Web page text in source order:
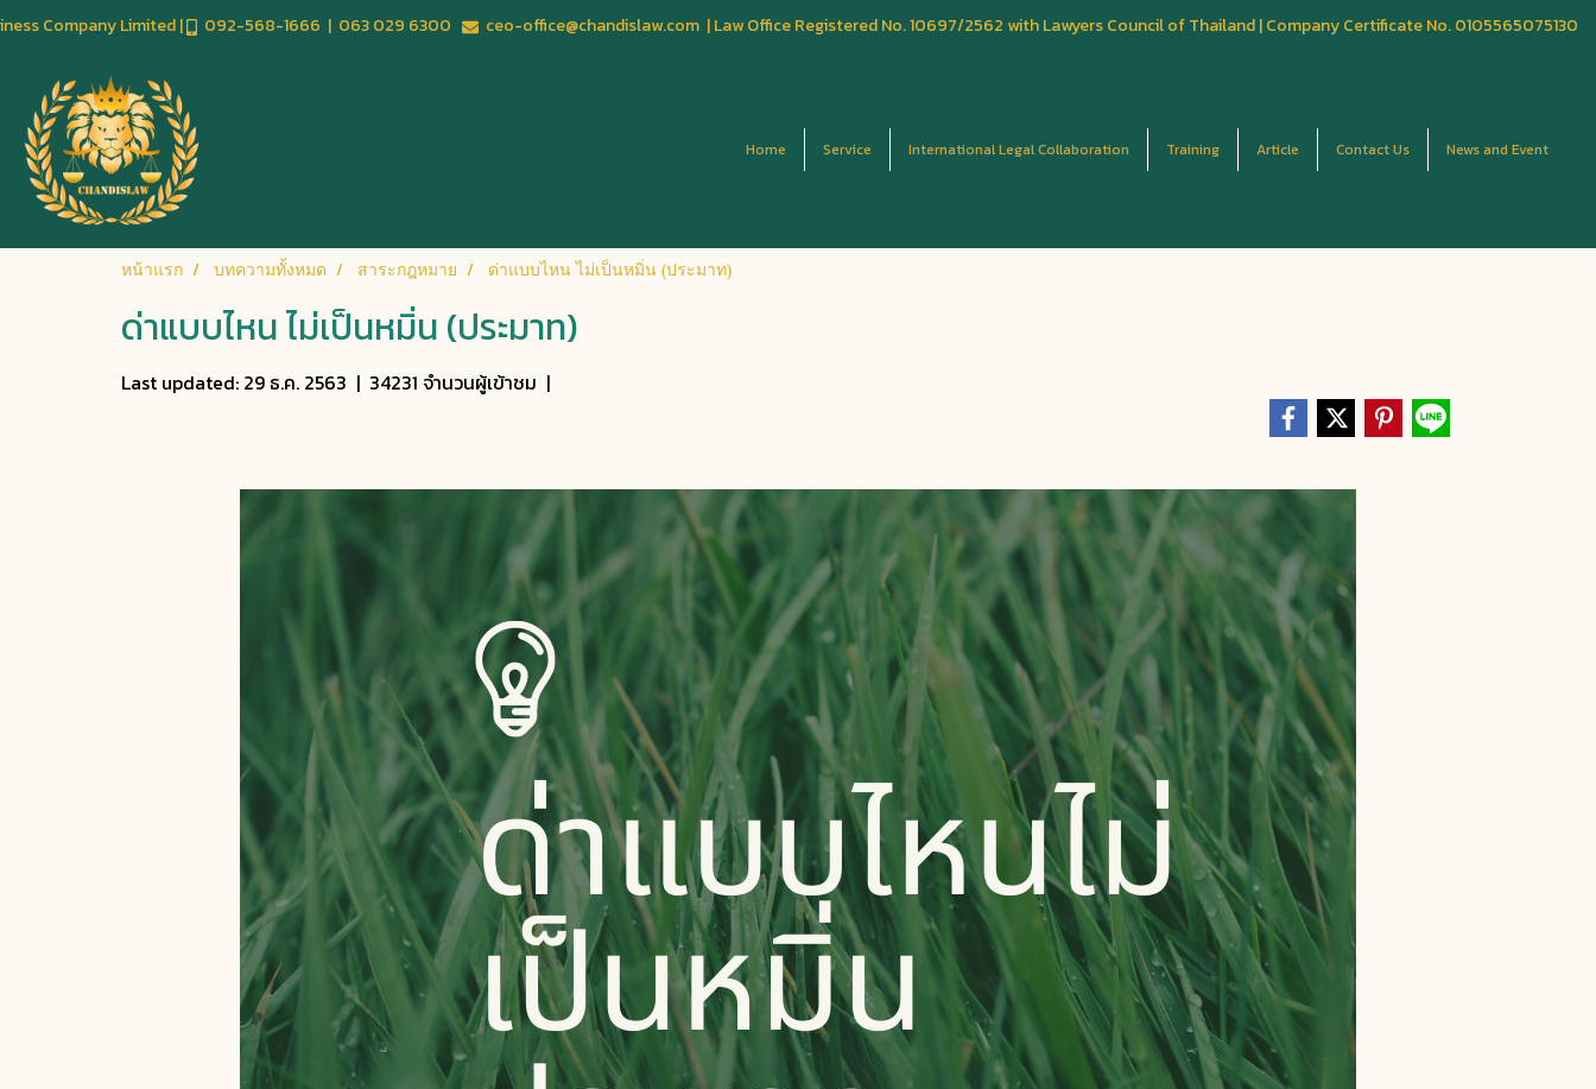
Company Limited | 092-568-1666 | 063 029 6300 ceo-office@chandislaw.com | Law Office Registered No. 10697/2562 with Lawyers Council of Thailand | Company Certificate No. 0105565075130
Home Service International Legal Collaboration Training Article Contact Us News and Event
หน้าแรก บทความทั้งหมด สาระกฎหมาย ด่าแบบไหน ไม่เป็นหมิ่น (ประมาท)
ด่าแบบไหน ไม่เป็นหมิ่น (ประมาท)
Last updated: 29 ธ.ค. 2563 | 34231 จำนวนผู้เข้าชม |